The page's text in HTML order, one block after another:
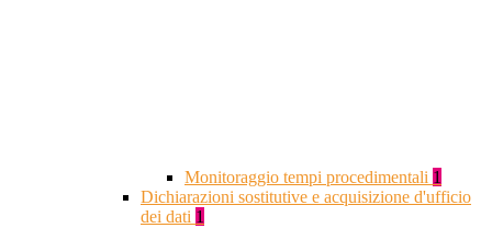
Monitoraggio tempi procedimentali 1
Dichiarazioni sostitutive e acquisizione d'ufficio
dei dati 1